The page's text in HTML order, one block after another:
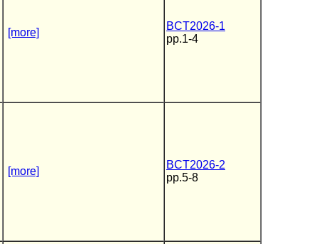
[more]
BCT2026-1
pp.1-4
[more]
BCT2026-2
pp.5-8